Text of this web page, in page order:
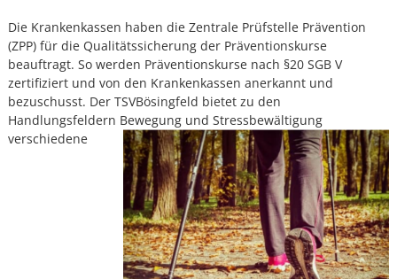
Die Krankenkassen haben die Zentrale Prüfstelle Prävention
(ZPP) für die Qualitätssicherung der Präventionskurse
beauftragt. So werden Präventionskurse nach §20 SGB V
zertifiziert und von den Krankenkassen anerkannt und
bezuschusst. Der TSVBösingfeld bietet zu den
Handlungsfeldern Bewegung und Stressbewältigung
verschiedene